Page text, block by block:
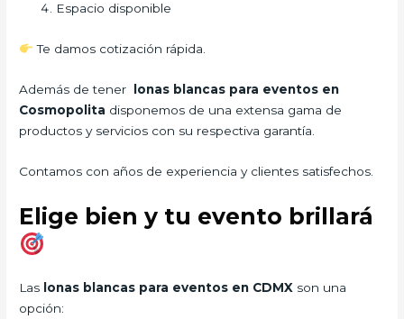
Espacio disponible
Te damos cotización rápida.
Además de tener
lonas blancas para eventos en
Cosmopolita disponemos de una extensa gama de
productos y servicios con su respectiva garantía.
Contamos con años de experiencia y clientes satisfechos.
Elige bien y tu evento brillará
Las lonas blancas para eventos en CDMX son una
opción: